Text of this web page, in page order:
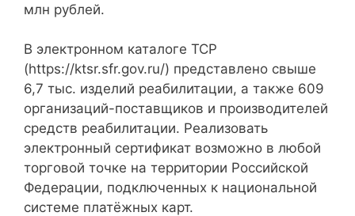
млн рублей.
В электронном каталоге ТСР
(https://ktsr.sfr.gov.ru/) представлено свыше
6,7 тыс. изделий реабилитации, а также 609
организаций-поставщиков и производителей
средств реабилитации. Реализовать
электронный сертификат возможно в любой
торговой точке на территории Российской
Федерации, подключенных к национальной
системе платёжных карт.